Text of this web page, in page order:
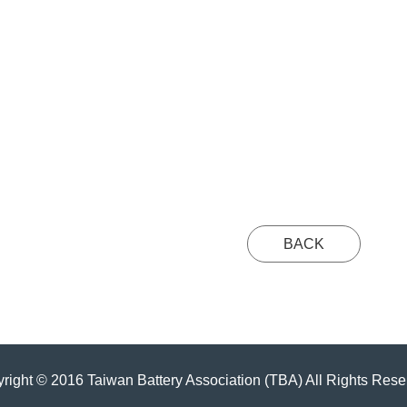
BACK
© 2016 Taiwan Battery Association (TBA) All Rights